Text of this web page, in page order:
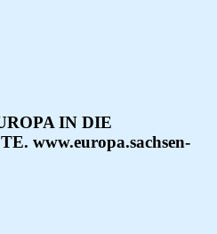
IN DIE
www.europa.sachsen-